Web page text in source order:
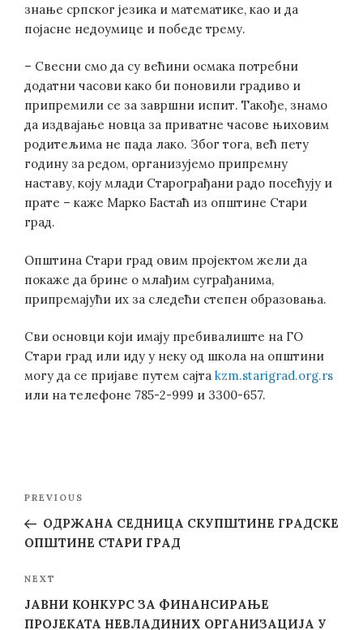
знање српског језика и математике, као и да
појасне недоумице и победе трему.
– Свесни смо да су већини осмака потребни
додатни часови како би поновили градиво и
припремили се за завршни испит. Такође, знамо
да издвајање новца за приватне часове њиховим
родитељима не пада лако. Због тога, већ пету
годину за редом, организујемо припремну
наставу, коју млади Старограђани радо посећују и
прате – каже Марко Бастаћ из општине Стари
град.
Општина Стари град овим пројектом жели да
покаже да брине о млађим суграђанима,
припремајући их за следећи степен образовања.
Сви основци који имају пребивалиште на ГО
Стари град или иду у неку од школа на општини
могу да се пријаве путем сајта kzm.starigrad.org.rs
или на телефоне 785-2-999 и 3300-657.
Post
Previous
Post
PREVIOUS
ОДРЖАНА СЕДНИЦА СКУПШТИНЕ ГРАДСКЕ
ОПШТИНЕ СТАРИ ГРАД
Next
Post
NEXT
JАВНИ КОНКУРС ЗА ФИНАНСИРАЊЕ
ПРОЈЕКАТА НЕВЛАДИНИХ ОРГАНИЗАЦИЈА У